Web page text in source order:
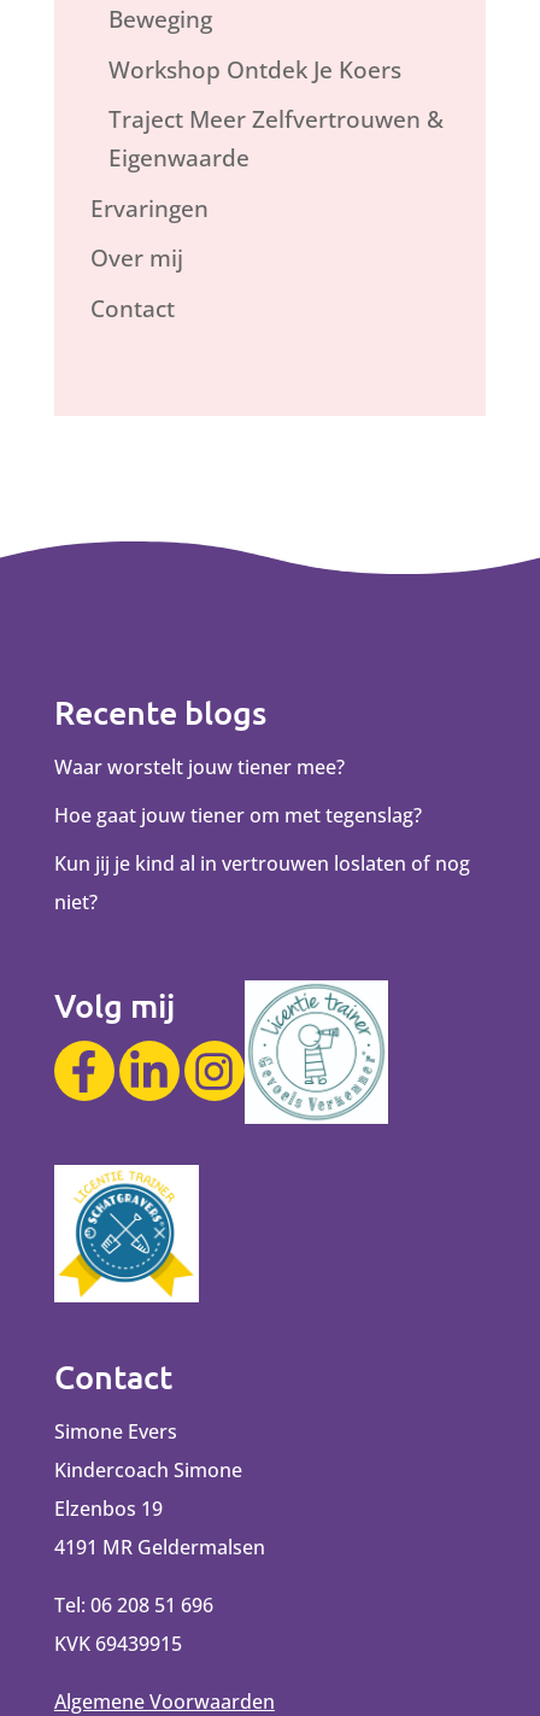
Beweging
Workshop Ontdek Je Koers
Traject Meer Zelfvertrouwen &
Eigenwaarde
Ervaringen
Over mij
Contact
Recente blogs
Waar worstelt jouw tiener mee?
Hoe gaat jouw tiener om met tegenslag?
Kun jij je kind al in vertrouwen loslaten of nog
niet?
Volg mij
Contact
Simone Evers
Kindercoach Simone
Elzenbos 19
4191 MR Geldermalsen
Tel: 06 208 51 696
KVK 69439915
Algemene Voorwaarden